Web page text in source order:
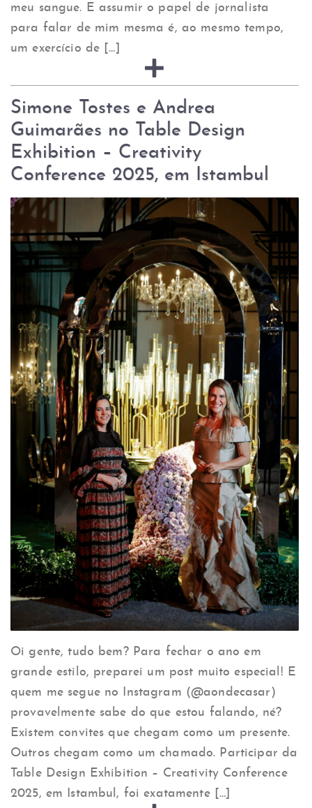
meu sangue. E assumir o papel de jornalista
para falar de mim mesma é, ao mesmo tempo,
um exercício de […]
Simone Tostes e Andrea
Guimarães no Table Design
Exhibition – Creativity
Conference 2025, em Istambul
Oi gente, tudo bem? Para fechar o ano em
grande estilo, preparei um post muito especial! E
quem me segue no Instagram (@aondecasar)
provavelmente sabe do que estou falando, né?
Existem convites que chegam como um presente.
Outros chegam como um chamado. Participar da
Table Design Exhibition – Creativity Conference
2025, em Istambul, foi exatamente […]